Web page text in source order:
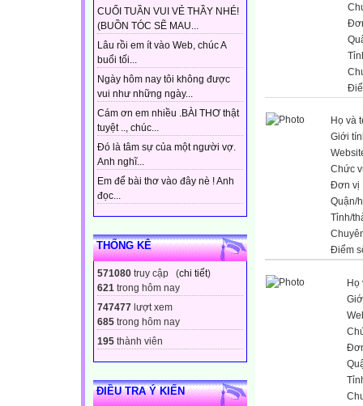
CUỐI TUẦN VUI VẺ THẦY NHÉ!
(BUỒN TÓC SẼ MAU...
Lâu rồi em ít vào Web, chúc A
buổi tối...
Ngày hôm nay tôi không được
vui như những ngày...
Cám ơn em nhiều .BÀI THƠ thật
tuyệt .., chúc...
Đó là tâm sự của một người vợ.
Anh nghĩ...
Em để bài thơ vào đây nè ! Anh
đọc...
THỐNG KÊ
571080 truy cập (chi tiết)
621 trong hôm nay
747477 lượt xem
685 trong hôm nay
195 thành viên
ĐIỀU TRA Ý KIẾN
Họ và
Giới
Chức
Đơn vị
Quận/
Tỉnh/
Điểm
Họ